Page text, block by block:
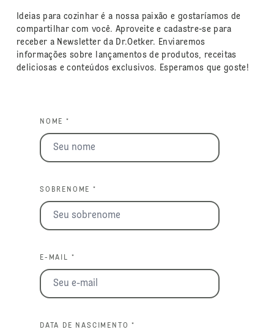
Ideias para cozinhar é a nossa paixão e gostaríamos de
compartilhar com você. Aproveite e cadastre-se para
receber a Newsletter da Dr.Oetker. Enviaremos
informações sobre lançamentos de produtos, receitas
deliciosas e conteúdos exclusivos. Esperamos que goste!
NOME *
SOBRENOME *
E-MAIL *
DATA DE NASCIMENTO *